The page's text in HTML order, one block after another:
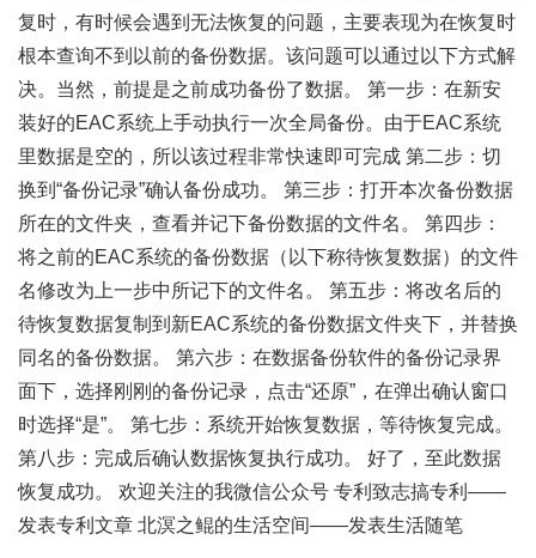
复时，有时候会遇到无法恢复的问题，主要表现为在恢复时
根本查询不到以前的备份数据。该问题可以通过以下方式解
决。当然，前提是之前成功备份了数据。 第一步：在新安
装好的EAC系统上手动执行一次全局备份。由于EAC系统
里数据是空的，所以该过程非常快速即可完成 第二步：切
换到“备份记录”确认备份成功。 第三步：打开本次备份数据
所在的文件夹，查看并记下备份数据的文件名。 第四步：
将之前的EAC系统的备份数据（以下称待恢复数据）的文件
名修改为上一步中所记下的文件名。 第五步：将改名后的
待恢复数据复制到新EAC系统的备份数据文件夹下，并替换
同名的备份数据。 第六步：在数据备份软件的备份记录界
面下，选择刚刚的备份记录，点击“还原”，在弹出确认窗口
时选择“是”。 第七步：系统开始恢复数据，等待恢复完成。
第八步：完成后确认数据恢复执行成功。 好了，至此数据
恢复成功。 欢迎关注的我微信公众号 专利致志搞专利——
发表专利文章 北溟之鲲的生活空间——发表生活随笔